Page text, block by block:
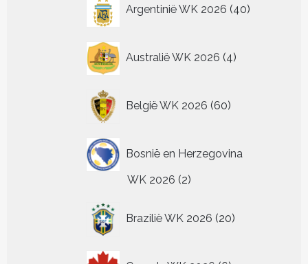
Argentinië WK 2026 40
producten
Australië WK 2026 4
producten
België WK 2026 60
producten
Bosnië en Herzegovina
WK 2026 22
Brazilië WK 2026 20
producten